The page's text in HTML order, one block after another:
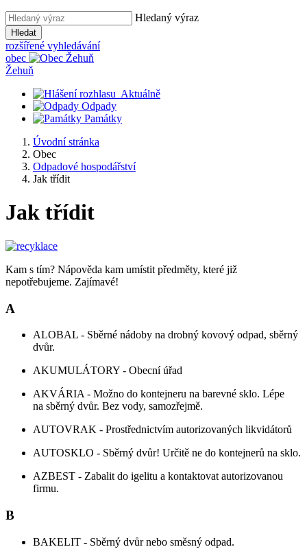
Hledaný výraz
Hledat
rozšířené vyhledávání
obec
Žehuň
Aktuálně
Odpady
Památky
Úvodní stránka
Obec
Odpadové hospodářství
Jak třídit
Jak třídit
Kam s tím? Nápověda kam umístit předměty, které již
nepotřebujeme. Zajímavé!
A
ALOBAL - Sběrné nádoby na drobný kovový odpad, sběrný
dvůr.
AKUMULÁTORY - Obecní úřad
AKVÁRIA - Možno do kontejneru na barevné sklo. Lépe
na sběrný dvůr. Bez vody, samozřejmě.
AUTOVRAK - Prostřednictvím autorizovaných likvidátorů
AUTOSKLO - Sběrný dvůr! Určitě ne do kontejnerů na sklo.
AZBEST - Zabalit do igelitu a kontaktovat autorizovanou
firmu.
B
BAKELIT - Sběrný dvůr nebo směsný odpad.